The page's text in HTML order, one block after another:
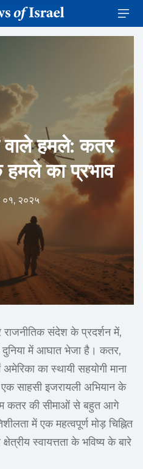
वाले हमले: कतर
का प्रभाव
०१, २०२५
संदेश के प्रदर्शन में,
दुनिया में आघात भेजा है। कतर,
का स्थायी सहयोगी माना
साहसी इजरायली अभियान के
कतर की सीमाओं से बहुत आगे
में एक महत्वपूर्ण मोड़ चिह्नित
स्वायत्तता के भविष्य के बारे